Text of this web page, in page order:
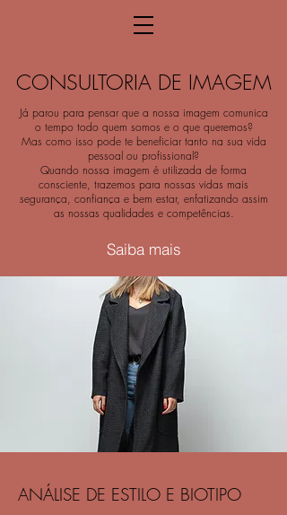
CONSULTORIA DE IMAGEM
Já parou para pensar que a nossa imagem comunica
o tempo todo quem somos e o que queremos?
Mas como isso pode te beneficiar tanto na sua vida
pessoal ou profissional?
Quando nossa imagem é utilizada de forma
consciente, trazemos para nossas vidas mais
segurança, confiança e bem estar, enfatizando assim
as nossas qualidades e competências.
Saiba mais
ANÁLISE DE ESTILO E BIOTIPO